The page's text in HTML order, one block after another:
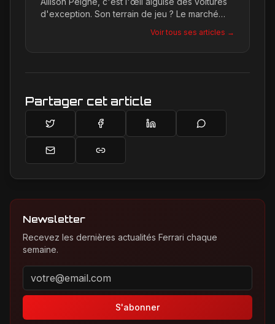
d'exception. Son terrain de jeu ? Le marché
une passion contagieuse les dernières
créations, notamment chez Ferrari, sa marque
Voir tous ses articles →
Partager cet article
Newsletter
Recevez les dernières actualités Ferrari chaque
semaine.
Adresse email pour la newsletter
S'abonner